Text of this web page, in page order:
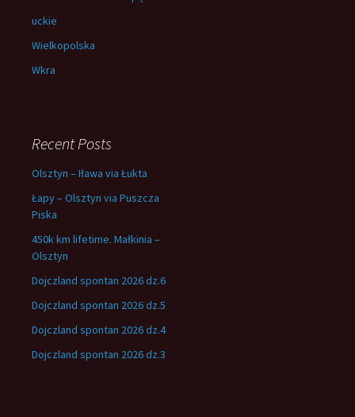
uckie
Wielkopolska
Wkra
Recent Posts
Olsztyn – Iława via Łukta
Łapy – Olsztyn via Puszcza
Piska
450k km lifetime. Małkinia –
Olsztyn
Dojczland spontan 2026 dz.6
Dojczland spontan 2026 dz.5
Dojczland spontan 2026 dz.4
Dojczland spontan 2026 dz.3